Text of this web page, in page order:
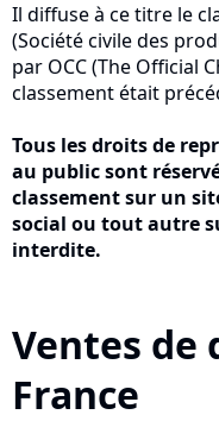
Il diffuse à ce titre le
(Société civile des
par OCC (The Official
classement était
Tous les droits de
au public sont
classement sur un
social ou tout autre
interdite.
Ventes de
France